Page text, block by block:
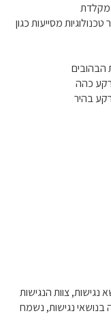
מקלדת
מסייעות כגון
הבהובים
רקע כהה
רקע בהיר
צוות הנגישות
בנושאי נגישות, נשמח